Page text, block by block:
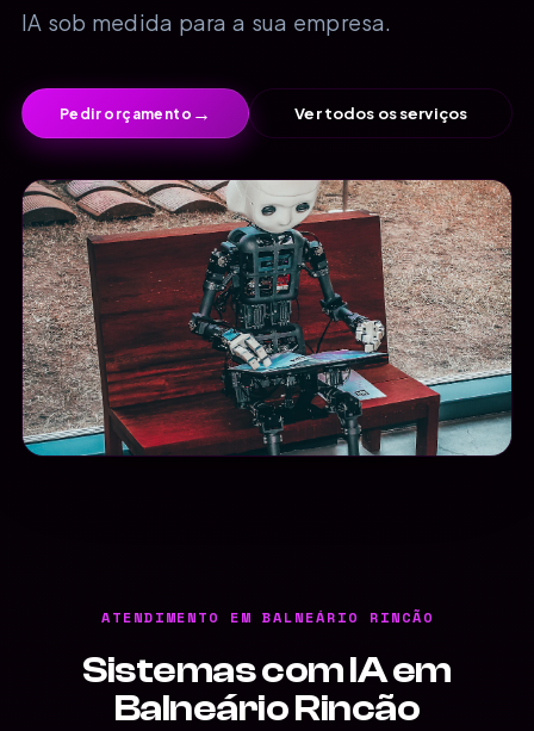
IA sob medida para a sua empresa.
Pedir orçamento → Ver todos os serviços
ATENDIMENTO EM BALNEÁRIO RINCÃO
Sistemas com IA em
Balneário Rincão